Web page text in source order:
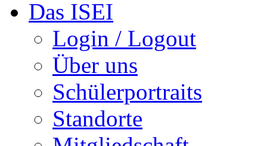
Das ISEI
Login / Logout
Über uns
Schülerportraits
Standorte